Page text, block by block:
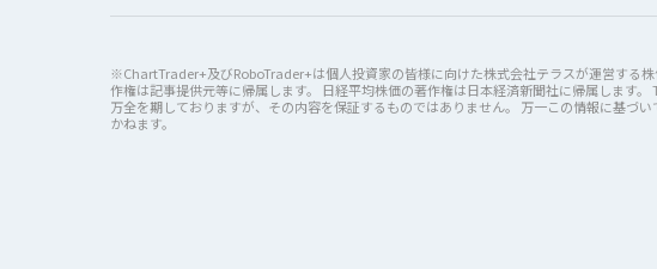
※ChartTrader+及びRoboTrader+は個人投資家の皆様に向けた株式会社テラスが運営する
作権は記事提供元等に帰属します。 日経平均株価の著作権は日本経済新聞社に帰属します
万全を期しておりますが、その内容を保証するものではありません。 万一この情報に基づ
かねます。